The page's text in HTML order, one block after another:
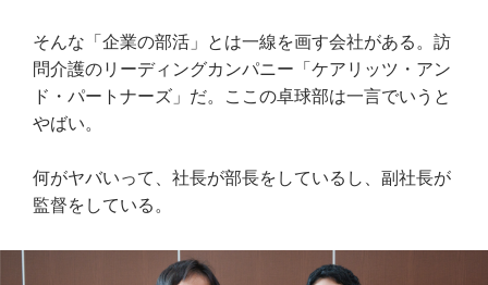
そんな「企業の部活」とは一線を画す会社がある。訪
問介護のリーディングカンパニー「ケアリッツ・アン
ド・パートナーズ」だ。ここの卓球部は一言でいうと
やばい。
何がヤバいって、社長が部長をしているし、副社長が
監督をしている。